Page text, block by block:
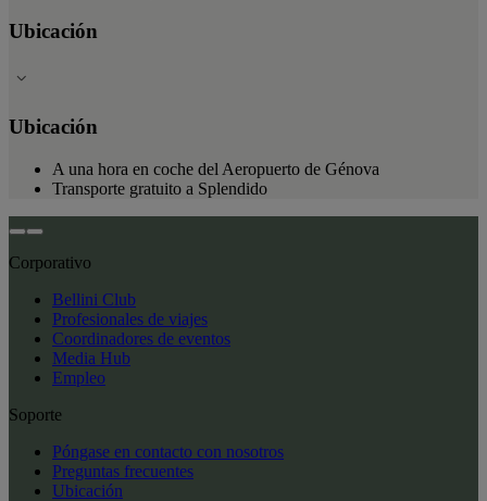
Ubicación
Ubicación
A una hora en coche del Aeropuerto de Génova
Transporte gratuito a Splendido
Corporativo
Bellini Club
Profesionales de viajes
Coordinadores de eventos
Media Hub
Empleo
Soporte
Póngase en contacto con nosotros
Preguntas frecuentes
Ubicación